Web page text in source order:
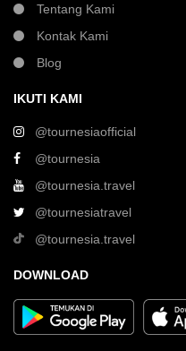
Tentang Kami
Kontak Kami
Blog
IKUTI KAMI
@tournesiaofficial
@tournesia
@tournesia.travel
@tournesiatravel
@tournesia.travel
DOWNLOAD